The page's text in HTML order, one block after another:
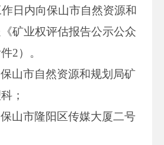
日内向保山市自然资源和
矿业权评估报告公示公众
2）。
山市自然资源和规划局矿
；
山市隆阳区传媒大厦二号